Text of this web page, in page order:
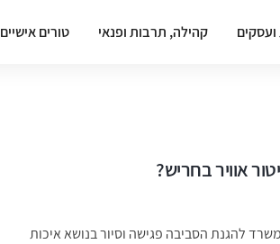
קהילה, תרבות ופנאי טורים אישיים
אוויר בחריש?
להגנת הסביבה פגישה וסיור בנושא איכות